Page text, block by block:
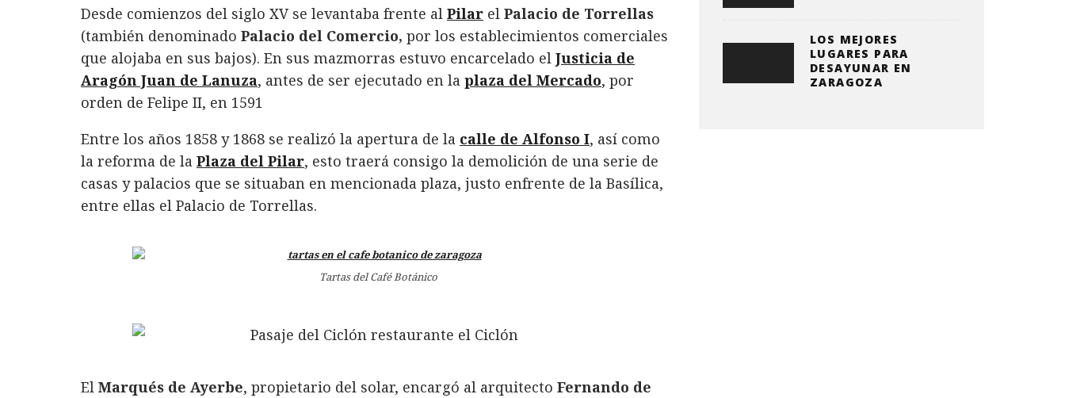
c
e
b
o
o
k
it
te
r
n
k
e
d
n
at
s
A
p
ai
l
m
p
a
Desde comienzos del siglo XV se levantaba frente al Pilar el Palacio de Torrellas
(también denominado Palacio del Comercio, por los establecimientos comerciales
que alojaba en sus bajos). En sus mazmorras estuvo encarcelado el Justicia de
Aragón Juan de Lanuza, antes de ser ejecutado en la plaza del Mercado, por
orden de Felipe II, en 1591
Entre los años 1858 y 1868 se realizó la apertura de la calle de Alfonso I, así como
la reforma de la Plaza del Pilar, esto traerá consigo la demolición de una serie de
casas y palacios que se situaban en mencionada plaza, justo enfrente de la Basílica,
entre ellas el Palacio de Torrellas.
Tartas del Café Botánico
El Marqués de Ayerbe, propietario del solar, encargó al arquitecto Fernando de
LOS MEJORES
LUGARES PARA
DESAYUNAR EN
ZARAGOZA